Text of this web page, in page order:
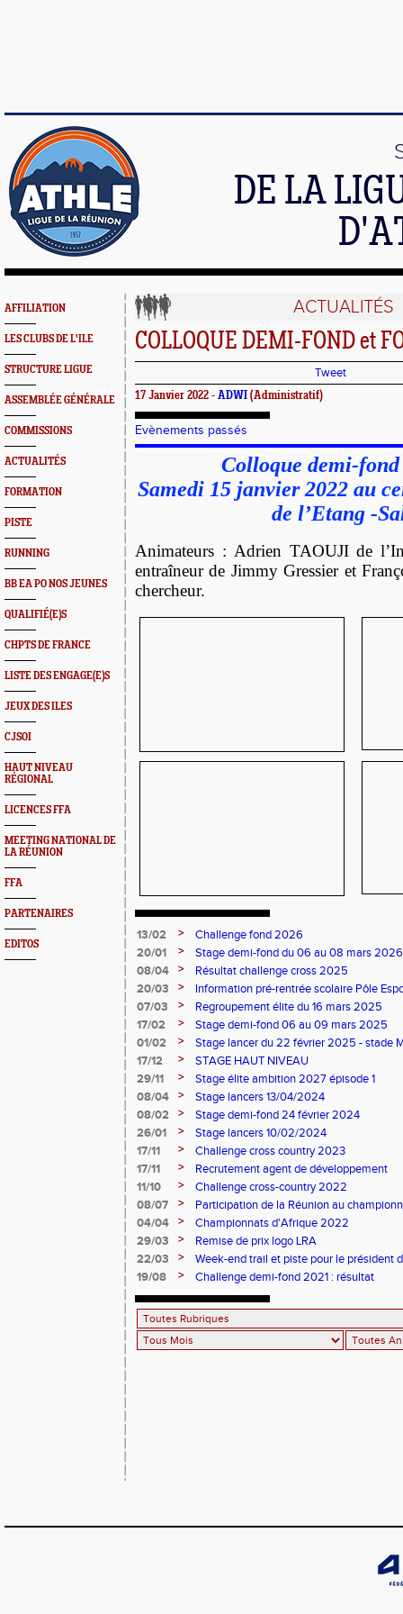
DE LA
AFFILIATION
LES CLUBS DE L'ILE
STRUCTURE LIGUE
ASSEMBLÉE GÉNÉRALE
COMMISSIONS
ACTUALITÉS
FORMATION
PISTE
RUNNING
BB EA PO NOS JEUNES
QUALIFIÉ(E)S
CHPTS DE FRANCE
LISTE DES ENGAGE(E)S
JEUX DES ILES
CJSOI
HAUT NIVEAU
RÉGIONAL
LICENCES FFA
MEETING NATIONAL DE
LA RÉUNION
FFA
PARTENAIRES
EDITOS
ACTUALITÉS
COLLOQUE DEMI-FOND et
Tweet
17 Janvier 2022 - ADWI (Administratif)
Evènements passés
Colloque demi-
Samedi 15 janvier 2022 au
de l’Etang -
Animateurs : Adrien TAOUJI de
entraîneur de Jimmy Gressier et
chercheur.
13/02 >
Challenge fond 2026
20/01
>
Stage demi-fond du 06 au 08 mars 2026
08/04
>
Résultat challenge cross 2025
20/03
>
Information pré-rentrée scolaire Pôle
07/03
>
Regroupement élite du 16 mars 2025
17/02
>
Stage demi-fond 06 au 09 mars 2025
01/02
>
Stage lancer du 22 février 2025 - stade
17/12
>
STAGE HAUT NIVEAU
29/11
>
Stage élite ambition 2027 épisode 1
08/04
>
Stage lancers 13/04/2024
08/02
>
Stage demi-fond 24 février 2024
26/01
>
Stage lancers 10/02/2024
17/11
>
Challenge cross country 2023
17/11
>
Recrutement agent de développement
11/10
>
Challenge cross-country 2022
08/07
>
Participation de la Réunion au
04/04
>
Championnats d'Afrique 2022
29/03
>
Remise de prix logo LRA
22/03
>
Week-end trail et piste pour le président
PRIANON
19/08 > Challenge demi-fond 2021 : résultat